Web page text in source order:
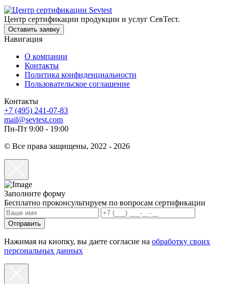
Центр сертификации продукции и услуг СевТест.
Оставить заявку
Навигация
О компании
Контакты
Политика конфиденциальности
Пользовательское соглашение
Контакты
+7 (495) 241-07-83
mail@sevtest.com
Пн-Пт 9:00 - 19:00
© Все права защищены, 2022 - 2026
Заполните форму
Бесплатно проконсультируем по вопросам сертификации
Отправить
Нажимая на кнопку, вы даете согласие на обработку своих
персональных данных